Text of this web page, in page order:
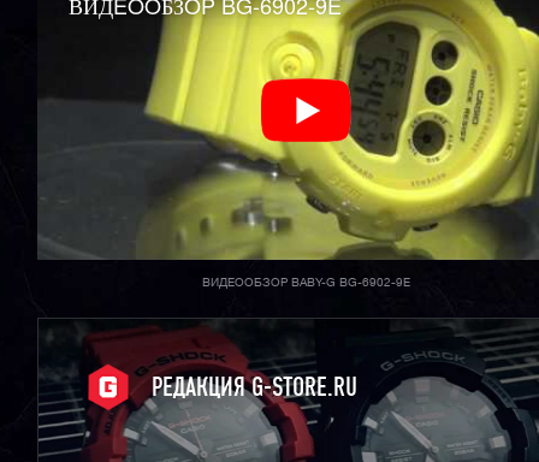
ВИДЕООБЗОР BABY-G BG-6902-9E
РЕДАКЦИЯ G-STORE.RU